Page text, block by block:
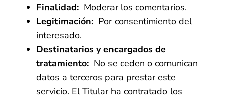
Finalidad: Moderar los comentarios.
Legitimación: Por consentimiento del
interesado.
Destinatarios y encargados de
tratamiento: No se ceden o comunican
datos a terceros para prestar este
servicio. El Titular ha contratado los